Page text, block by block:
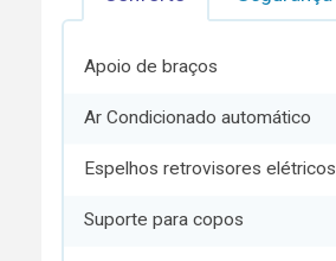
Apoio de braços
Ar Condicionado automático
Espelhos retrovisores elétricos
Suporte para copos